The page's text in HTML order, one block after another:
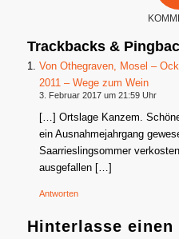
Trackbacks &
Von Othegraven, Mosel –
2011 – Wege zum Wein
3. Februar 2017 um 21:59 Uhr
[…] Ortslage Kanzem.
ein Ausnahmejahrgang
Saarrieslingsommer
ausgefallen […]
Antworten
Hinterlasse einen